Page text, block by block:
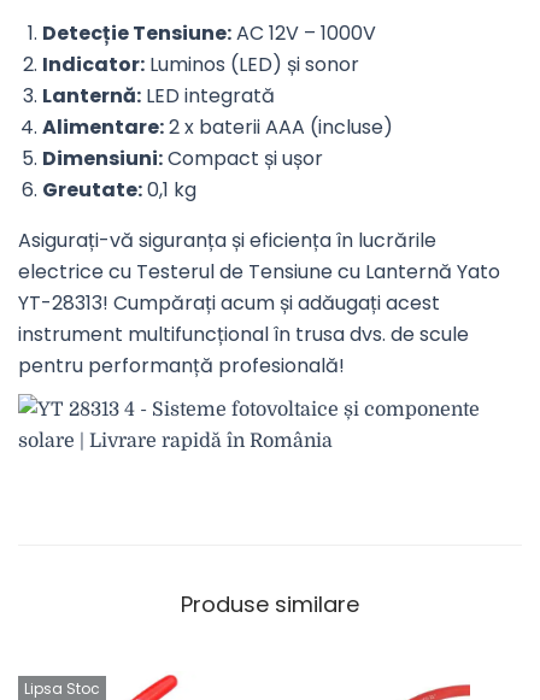
Detecție Tensiune:AC 12V – 1000V
Indicator: Luminos (LED) și sonor
Lanternă: LED integrată
Alimentare:2 x baterii AAA (incluse)
Dimensiuni:Compact și ușor
Greutate:0,1 kg
Asigurați-vă siguranța și eficiența în lucrările
electrice cu Testerul de Tensiune cu Lanternă Yato
YT-28313! Cumpărați acum și adăugați acest
instrument multifuncțional în trusa dvs. de scule
pentru performanță profesională!
Produse similare
Lipsa Stoc